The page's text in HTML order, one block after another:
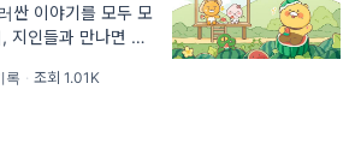
(7)
#마케터 (6)
#기획자 (6)
#UX (3) #창업 (3) #구독 (3)
싼 이야기를 모두 모
인들과 만나면 카카
항상 올랐습니다.
록 · 조회 1.01K